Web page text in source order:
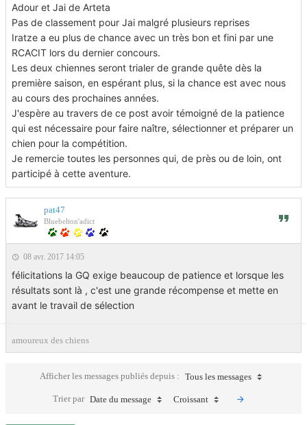
Adour et Jai de Arteta
Pas de classement pour Jai malgré plusieurs reprises
Iratze a eu plus de chance avec un très bon et fini par une
RCACIT lors du dernier concours.
Les deux chiennes seront trialer de grande quête dès la
première saison, en espérant plus, si la chance est avec nous
au cours des prochaines années.
J'espère au travers de ce post avoir témoigné de la patience
qui est nécessaire pour faire naître, sélectionner et préparer un
chien pour la compétition.
Je remercie toutes les personnes qui, de près ou de loin, ont
participé à cette aventure.
pat47
Bluebelton'adict
08 avr. 2017 14:05
félicitations la GQ exige beaucoup de patience et lorsque les
résultats sont là , c'est une grande récompense et mette en
avant le travail de sélection
amoureux des chiens
Afficher les messages publiés depuis : Tous les messages
Trier par Date du message Croissant